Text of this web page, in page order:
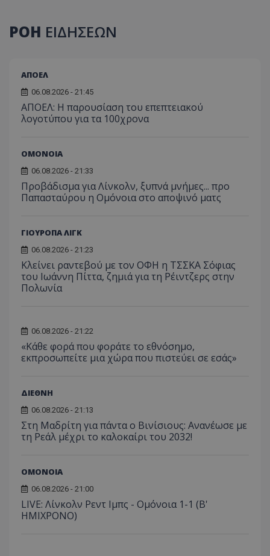
ΡΟΗ ΕΙΔΗΣΕΩΝ
ΑΠΟΕΛ
06.08.2026 - 21:45
ΑΠΟΕΛ: Η παρουσίαση του επεπτειακού
λογοτύπου για τα 100χρονα
ΟΜΟΝΟΙΑ
06.08.2026 - 21:33
Προβάδισμα για Λίνκολν, ξυπνά μνήμες... προ
Παπασταύρου η Ομόνοια στο αποψινό ματς
ΓΙΟΥΡΟΠΑ ΛΙΓΚ
06.08.2026 - 21:23
Κλείνει ραντεβού με τον ΟΦΗ η ΤΣΣΚΑ Σόφιας
του Ιωάννη Πίττα, ζημιά για τη Ρέιντζερς στην
Πολωνία
06.08.2026 - 21:22
«Κάθε φορά που φοράτε το εθνόσημο,
εκπροσωπείτε μια χώρα που πιστεύει σε εσάς»
ΔΙΕΘΝΗ
06.08.2026 - 21:13
Στη Μαδρίτη για πάντα ο Βινίσιους: Ανανέωσε με
τη Ρεάλ μέχρι το καλοκαίρι του 2032!
ΟΜΟΝΟΙΑ
06.08.2026 - 21:00
LIVE: Λίνκολν Ρεντ Ιμπς - Ομόνοια 1-1 (Β'
ΗΜΙΧΡΟΝΟ)